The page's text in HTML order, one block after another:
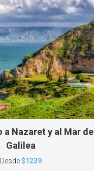
a Nazaret y al Mar de
Galilea
Desde$1239